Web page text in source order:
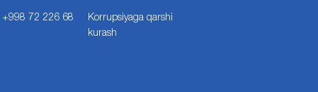
+998 72 226 68
Korrupsiyaga qarshi
kurash